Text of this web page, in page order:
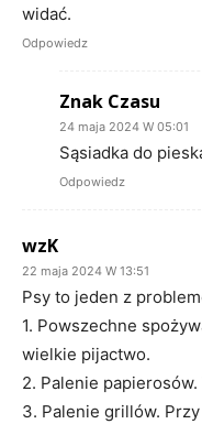
widać.
Odpowiedz
Znak Czasu
24 maja 2024 W 05:01
Sąsiadka do
Odpowiedz
wzK
22 maja 2024 W 13:51
Psy to jeden z
1. Powszechne
wielkie pijactwo.
2. Palenie
3. Palenie grillów.